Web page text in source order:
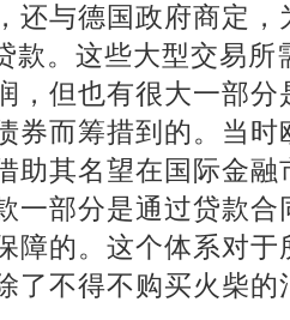
还与德国政府商定
款。这些大型交易所
，但也有很大一部
券而筹措到的。当
助其名望在国际金
一部分是通过贷款
障的。这个体系对
了不得不购买火柴的